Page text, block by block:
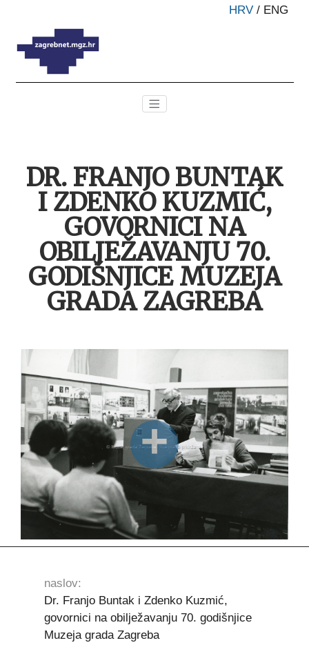
HRV / ENG
DR. FRANJO BUNTAK
I ZDENKO KUZMIĆ,
GOVORNICI NA
OBILJEŽAVANJU 70.
GODIŠNJICE MUZEJA
GRADA ZAGREBA
naslov:
Dr. Franjo Buntak i Zdenko Kuzmić,
govornici na obilježavanju 70. godišnjice
Muzeja grada Zagreba